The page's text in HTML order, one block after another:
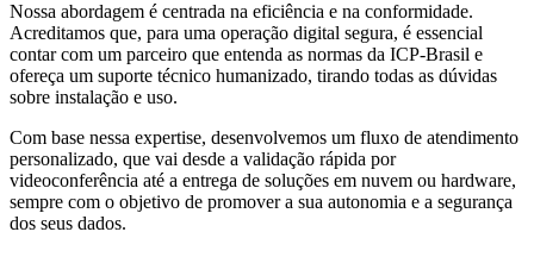
Nossa abordagem é centrada na eficiência e na conformidade.
Acreditamos que, para uma operação digital segura, é essencial
contar com um parceiro que entenda as normas da ICP-Brasil e
ofereça um suporte técnico humanizado, tirando todas as dúvidas
sobre instalação e uso.
Com base nessa expertise, desenvolvemos um fluxo de atendimento
personalizado, que vai desde a validação rápida por
videoconferência até a entrega de soluções em nuvem ou hardware,
sempre com o objetivo de promover a sua autonomia e a segurança
dos seus dados.